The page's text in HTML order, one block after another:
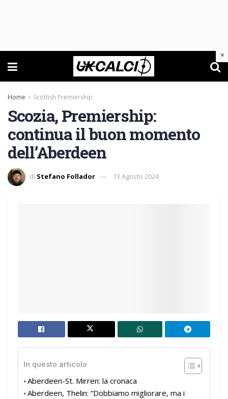
Home Scottish Premiership
Scozia, Premiership:
continua il buon momento
dell’Aberdeen
di Stefano Follador 13 Agosto 2024
In questo articolo
Aberdeen-St. Mirren: la cronaca
Aberdeen, Thelin: “Dobbiamo migliorare, ma i
×